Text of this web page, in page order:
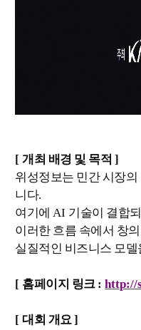
[개최 배경 및 목적 ]
위성정보는 민간 시장
니다.
여기에AI 기술이 결합
이러한 흐름 속에서 창
실질적인 비즈니스 모
[ 홈페이지 링크 :http://
[대회 개요]